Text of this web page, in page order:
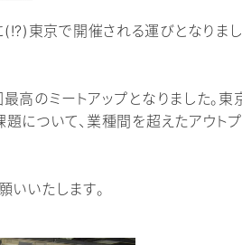
東京で開催される運びとなりま
高のミートアップとなりました。東
について、業種間を超えたアウト
いいたします。